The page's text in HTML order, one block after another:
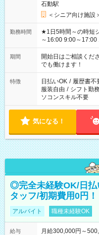
石動駅
＜シニア向け施設
勤務時間
★1日5時間～の時短シフトOK ★スタート時
～16:00 9:00～17:00
の場合、他のお仕事
せん ※法令に基づき
象となります ※労働
り、短時間・短期間
期間
開始日はご相談く
でも働けます！
特徴 日払いOK / 履歴書不
服装自由 / シフト勤務
ソコンスキル不要
気になる！
◎完全未経験OK/日払
タッフ/初期費用0円！
アルバイト 職種未経験OK
給与 月給300,000円～